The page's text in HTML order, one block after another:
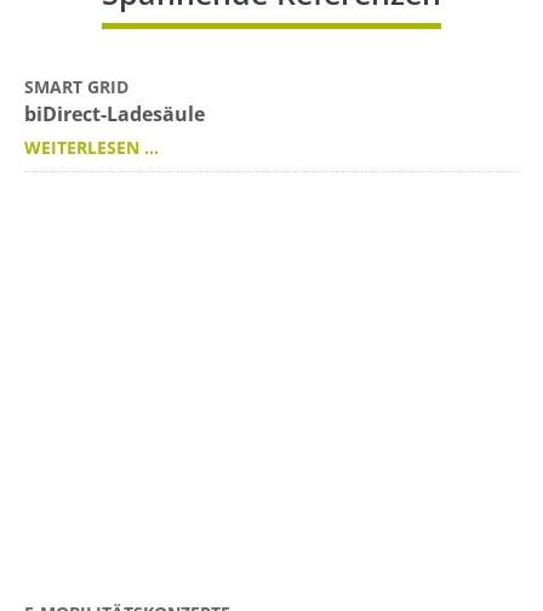
SMART GRID
biDirect-Ladesäule
WEITERLESEN …